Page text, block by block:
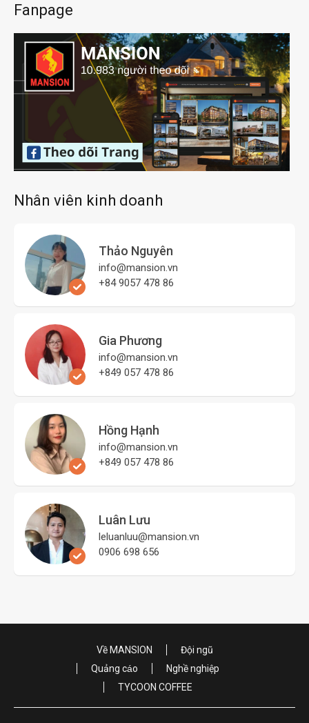
Fanpage
Nhân viên kinh doanh
Thảo Nguyên
info@mansion.vn
+84 9057 478 86
Gia Phương
info@mansion.vn
+849 057 478 86
Hồng Hạnh
info@mansion.vn
+849 057 478 86
Luân Lưu
leluanluu@mansion.vn
0906 698 656
Về MANSION
Đội ngũ
Quảng cáo
Nghề nghiệp
TYCOON COFFEE